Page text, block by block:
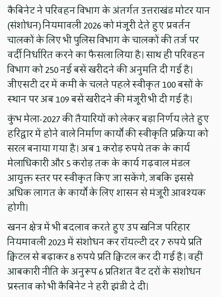
कैबिनेट ने परिवहन विभाग के अंतर्गत उत्तराखंड मोटर यान
(संशोधन) नियमावली 2026 को मंजूरी देते हुए प्रवर्तन
चालकों के लिए भी पुलिस विभाग के चालकों की तर्ज पर
वर्दी निर्धारित करने का फैसला लिया है। साथ ही परिवहन
विभाग को 250 नई बसें खरीदने की अनुमति दी गई है।
जीएसटी दर में कमी के चलते पहले स्वीकृत 100 बसों के
स्थान पर अब 109 बसें खरीदने की मंजूरी भी दी गई है।
कुंभ मेला-2027 की तैयारियों को लेकर बड़ा निर्णय लेते हुए
हरिद्वार में होने वाले निर्माण कार्यों की स्वीकृति प्रक्रिया को
सरल बनाया गया है। अब 1 करोड़ रुपये तक के कार्य
मेलाधिकारी और 5 करोड़ तक के कार्य गढ़वाल मंडल
आयुक्त स्तर पर स्वीकृत किए जा सकेंगे, जबकि इससे
अधिक लागत के कार्यों के लिए शासन से मंजूरी आवश्यक
होगी।
खनन क्षेत्र में भी बदलाव करते हुए उप खनिज परिहार
नियमावली 2023 में संशोधन कर रॉयल्टी दर 7 रुपये प्रति
क्विंटल से बढ़ाकर 8 रुपये प्रति क्विंटल कर दी गई है। वहीं
आबकारी नीति के अनुरूप 6 प्रतिशत वैट दरों के संशोधन
प्रस्ताव को भी कैबिनेट ने हरी झंडी दे दी।